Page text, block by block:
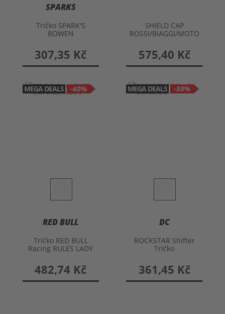
SPARKS
Tričko SPARK'S
BOWEN
307,35 Kč
SHIELD CAP
ROSSI/BIAGGI/MOTO
575,40 Kč
MEGA DEALS -60%
RED BULL
Tričko RED BULL
Racing RULES LADY
482,74 Kč
MEGA DEALS -50%
DC
ROCKSTAR Shifter
Tričko
361,45 Kč